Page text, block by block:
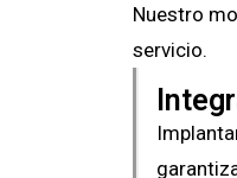
Nuestro
servicio.